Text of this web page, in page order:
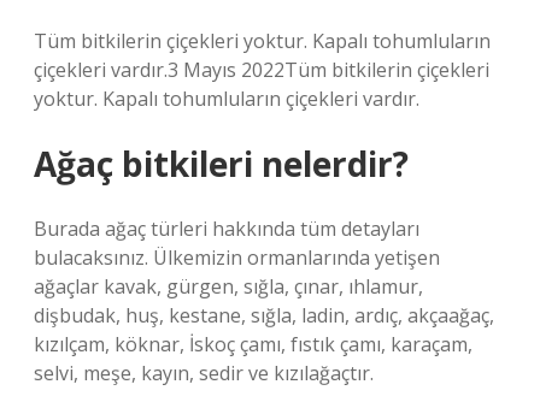
Tüm bitkilerin çiçekleri yoktur. Kapalı tohumluların
çiçekleri vardır.3 Mayıs 2022Tüm bitkilerin çiçekleri
yoktur. Kapalı tohumluların çiçekleri vardır.
Ağaç bitkileri nelerdir?
Burada ağaç türleri hakkında tüm detayları
bulacaksınız. Ülkemizin ormanlarında yetişen
ağaçlar kavak, gürgen, sığla, çınar, ıhlamur,
dişbudak, huş, kestane, sığla, ladin, ardıç, akçaağaç,
kızılçam, köknar, İskoç çamı, fıstık çamı, karaçam,
selvi, meşe, kayın, sedir ve kızılağaçtır.